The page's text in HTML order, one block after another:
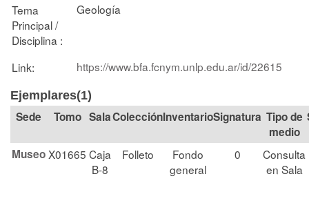
Tema
Principal /
Disciplina :
Geología
Link: https://www.bfa.fcnym.unlp.edu.ar/id/22615
Ejemplares(1)
Tomo SalaColección Signatura Tipo de
medio
MuseoX01665 Caja
B-8
Folleto
Fondo
general
0
Consulta
en Sala